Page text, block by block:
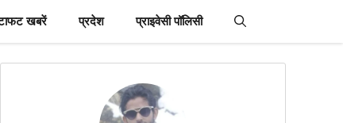
खबरें प्रदेश प्राइवेसी पॉलिसी